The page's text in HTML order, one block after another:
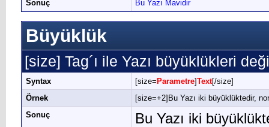
Sonuç Bu Yazı Mavidir
Büyüklük
[size] Tag´ı ile Yazı büyüklükleri
Syntax [size= Parametre]Text[/size]
Örnek
[size=+2]Bu Yazı iki büyüklüktedir,
Sonuç
Bu Yazı iki